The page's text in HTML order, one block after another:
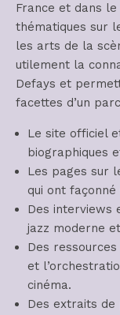
France et dans le
thématiques sur
les arts de la
utilement la
Defays et
facettes d’un
Le site officiel
biographiques
Les pages sur
qui ont
Des interviews
jazz moderne
Des
et
cinéma.
Des extraits